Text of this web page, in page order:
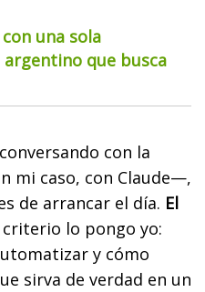
una sola
que busca
con la
mi caso, con Claude—,
de arrancar el día. El
criterio lo pongo yo:
y cómo
sirva de verdad en un